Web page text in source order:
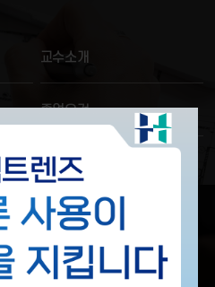
교수소개
졸업요건